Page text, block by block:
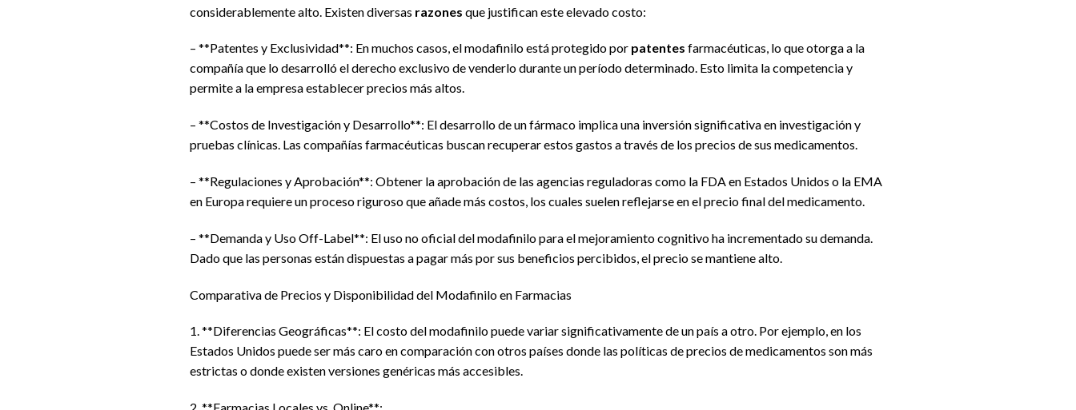
considerablemente alto. Existen diversas razones que justifican este elevado costo:
– **Patentes y Exclusividad**: En muchos casos, el modafinilo está protegido por patentes farmacéuticas, lo que otorga a la
compañía que lo desarrolló el derecho exclusivo de venderlo durante un período determinado. Esto limita la competencia y
permite a la empresa establecer precios más altos.
– **Costos de Investigación y Desarrollo**: El desarrollo de un fármaco implica una inversión significativa en investigación y
pruebas clínicas. Las compañías farmacéuticas buscan recuperar estos gastos a través de los precios de sus medicamentos.
– **Regulaciones y Aprobación**: Obtener la aprobación de las agencias reguladoras como la FDA en Estados Unidos o la EMA
en Europa requiere un proceso riguroso que añade más costos, los cuales suelen reflejarse en el precio final del medicamento.
– **Demanda y Uso Off-Label**: El uso no oficial del modafinilo para el mejoramiento cognitivo ha incrementado su demanda.
Dado que las personas están dispuestas a pagar más por sus beneficios percibidos, el precio se mantiene alto.
Comparativa de Precios y Disponibilidad del Modafinilo en Farmacias
1. **Diferencias Geográficas**: El costo del modafinilo puede variar significativamente de un país a otro. Por ejemplo, en los
Estados Unidos puede ser más caro en comparación con otros países donde las políticas de precios de medicamentos son más
estrictas o donde existen versiones genéricas más accesibles.